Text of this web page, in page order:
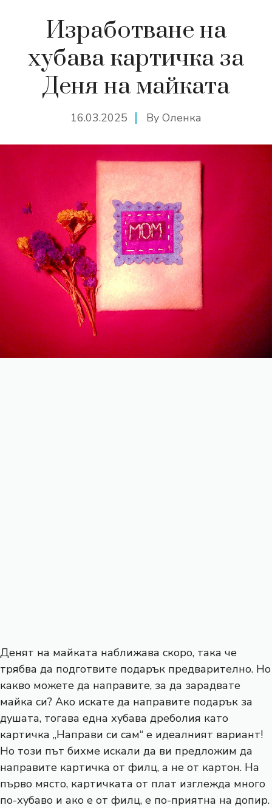
Изработване на
хубава картичка за
Деня на майката
16.03.2025 By Оленка
Денят на майката наближава скоро, така че
трябва да подготвите подарък предварително. Но
какво можете да направите, за да зарадвате
майка си? Ако искате да направите подарък за
душата, тогава една хубава дреболия като
картичка „Направи си сам“ е идеалният вариант!
Но този път бихме искали да ви предложим да
направите картичка от филц, а не от картон. На
първо място, картичката от плат изглежда много
по-хубаво и ако е от филц, е по-приятна на допир.